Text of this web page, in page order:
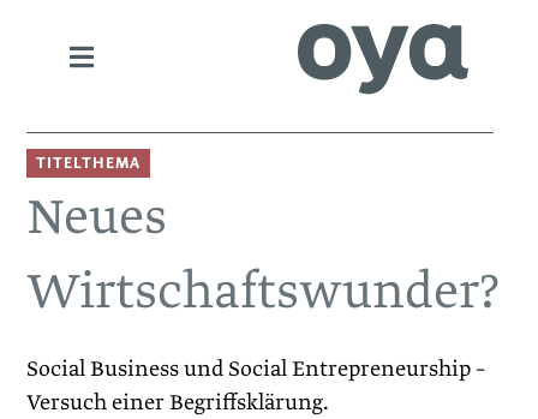
TITELTHEMA
Neues
Wirtschaftswunder?
Social Business und Social Entrepreneurship –
Versuch einer Begriffsklärung.